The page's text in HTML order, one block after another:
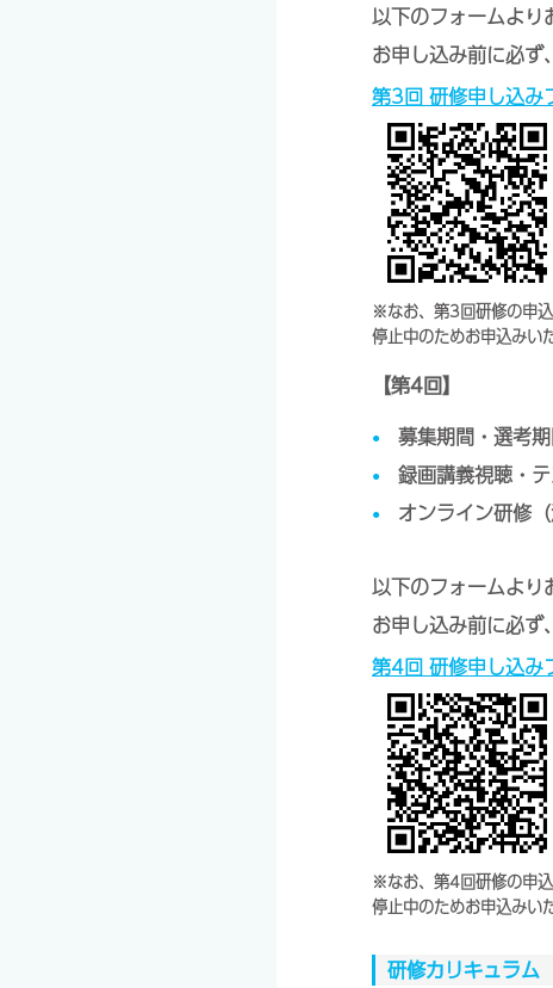
以下のフォームより
お申し込み前に必ず
第3回 研修申し込み
※なお、第3回研修の申
停止中のためお申込みい
【第4回】
募集期間・選考
録画講義視聴・
オンライン研修
以下のフォームより
お申し込み前に必ず
第4回 研修申し込み
※なお、第4回研修の申
停止中のためお申込みい
研修カリキュラム